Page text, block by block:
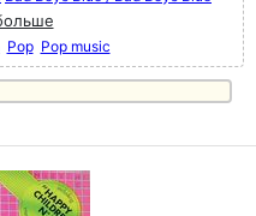
Pop Pop music